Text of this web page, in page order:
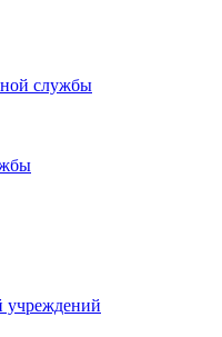
службы
учреждений